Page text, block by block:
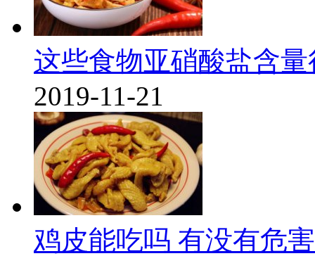
这些食物亚硝酸盐含
2019-11-21
鸡皮能吃吗 有没有危害